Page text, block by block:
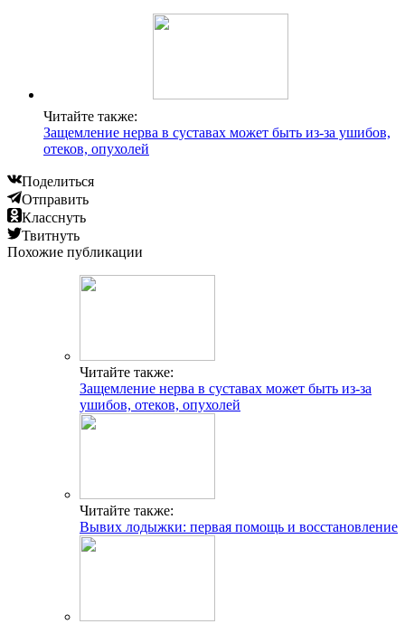
Читайте также:
Защемление нерва в суставах может быть из-за ушибов,
отеков, опухолей
Поделиться
Отправить
Класснуть
Твитнуть
Похожие публикации
Читайте также:
Защемление нерва в суставах может быть из-за
ушибов, отеков, опухолей
Читайте также:
Вывих лодыжки: первая помощь и восстановление